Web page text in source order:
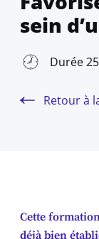
sein
Durée
Retour à
Cette
déjà bien